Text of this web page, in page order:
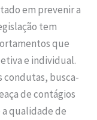
em prevenir a
tem
que
e individual.
condutas, busca-
de contágios
qualidade de